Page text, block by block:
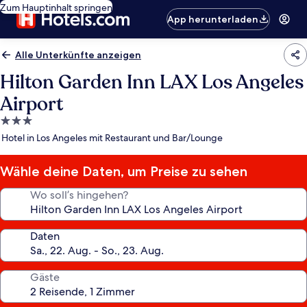
Zum Hauptinhalt springen
App herunterladen
Alle Unterkünfte anzeigen
Hilton Garden Inn LAX Los Angeles
Airport
3.0-
Sterne-
Hotel in Los Angeles mit Restaurant und Bar/Lounge
Wähle deine Daten, um Preise zu sehen
Wo soll’s hingehen?
Daten
Gäste